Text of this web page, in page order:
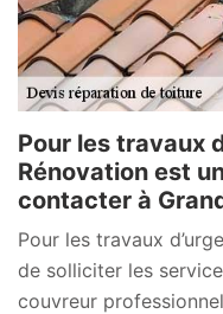
Pour les travaux
Rénovation est
contacter à
Pour les travaux
de solliciter les
couvreur